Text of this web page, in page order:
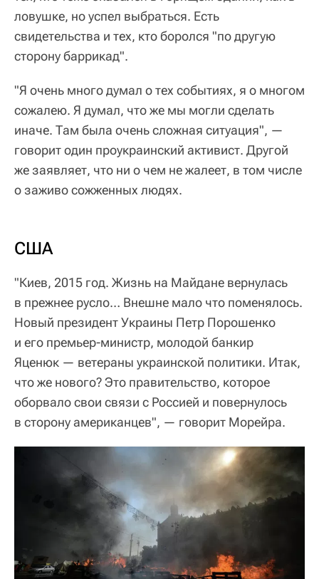
ловушке, но успел выбраться. Есть
свидетельства и тех, кто боролся "по другую
сторону баррикад".
"Я очень много думал о тех событиях, я о многом
сожалею. Я думал, что же мы могли сделать
иначе. Там была очень сложная ситуация", —
говорит один проукраинский активист. Другой
же заявляет, что ни о чем не жалеет, в том числе
о заживо сожженных людях.
США
"Киев, 2015 год. Жизнь на Майдане вернулась
в прежнее русло… Внешне мало что поменялось.
Новый президент Украины Петр Порошенко
и его премьер-министр, молодой банкир
Яценюк — ветераны украинской политики. Итак,
что же нового? Это правительство, которое
оборвало свои связи с Россией и повернулось
в сторону американцев", — говорит Морейра.